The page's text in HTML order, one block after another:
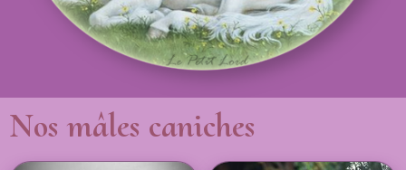
Nos mâles caniches